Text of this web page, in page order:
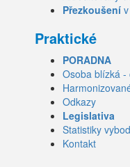
Přezkoušení
Praktické
PORADNA
Osoba blízká -
Odkazy
Legislativa
Statistiky
Kontakt